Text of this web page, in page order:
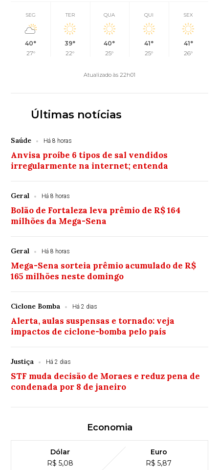
SEG
40°
27°
TER
39°
22°
QUA
40°
25°
QUI
41°
25°
SEX
41°
26°
Atualizado às 22h01
Últimas notícias
Saúde Há 8 horas
Anvisa proíbe 6 tipos de sal vendidos
irregularmente na internet; entenda
Geral Há 8 horas
Bolão de Fortaleza leva prêmio de R$ 164
milhões da Mega-Sena
Geral Há 8 horas
Mega-Sena sorteia prêmio acumulado de R$
165 milhões neste domingo
Ciclone Bomba Há 2 dias
Alerta, aulas suspensas e tornado: veja
impactos de ciclone-bomba pelo país
Justiça Há 2 dias
STF muda decisão de Moraes e reduz pena de
condenada por 8 de janeiro
Economia
Dólar
R$ 5,08
Euro
R$ 5,87